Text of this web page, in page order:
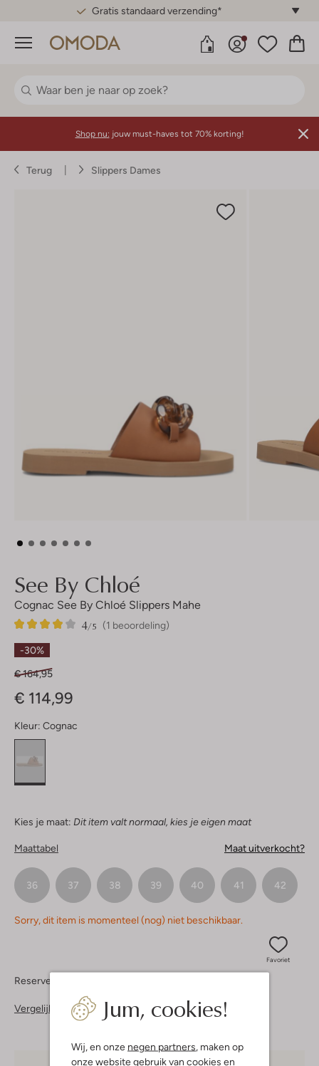
Gratis standaard verzending*
Menu
Jum, cookies!
Wij, en onze negen partners, maken op
onze website gebruik van cookies en
Shop nu: jouw must-haves tot 70% korting!
Terug Slippers Dames
See By Chloé
Cognac See By Chloé Slippers Mahe
(1 beoordeling)
4/5
1
4
Sterren
-30%
€ 164,95
€ 114,99
Kleur: Cognac
Kies je maat: Dit item valt normaal, kies je eigen maat
Maattabel Maat uitverkocht?
36 37 38 39 40 41 42
Sorry, dit item is momenteel (nog) niet beschikbaar.
Favoriet
Reserveer direct in een van onze 37 boutiques
Vergelijkbare items